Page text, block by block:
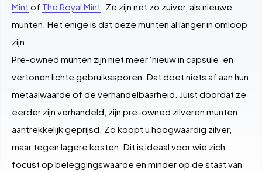
Mint of The Royal Mint. Ze zijn net zo zuiver, als nieuwe
munten. Het enige is dat deze munten al langer in omloop
zijn.
Pre-owned munten zijn niet meer ‘nieuw in capsule’ en
vertonen lichte gebruikssporen. Dat doet niets af aan hun
metaalwaarde of de verhandelbaarheid. Juist doordat ze
eerder zijn verhandeld, zijn pre-owned zilveren munten
aantrekkelijk geprijsd. Zo koopt u hoogwaardig zilver,
maar tegen lagere kosten. Dit is ideaal voor wie zich
focust op beleggingswaarde en minder op de staat van